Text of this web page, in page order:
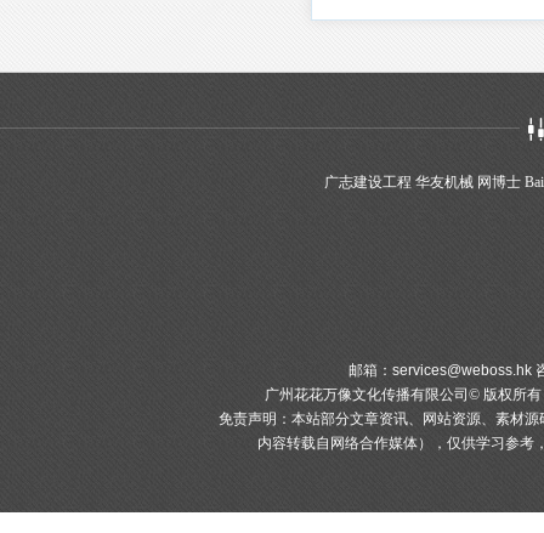
广志建设工程 华友机械 网博士
邮箱：services@weboss.hk
广州花花万像文化传播有限公司© 版权所有
免责声明：本站部分文章资讯、网站资源、素材
内容转载自网络合作媒体），仅供学习参